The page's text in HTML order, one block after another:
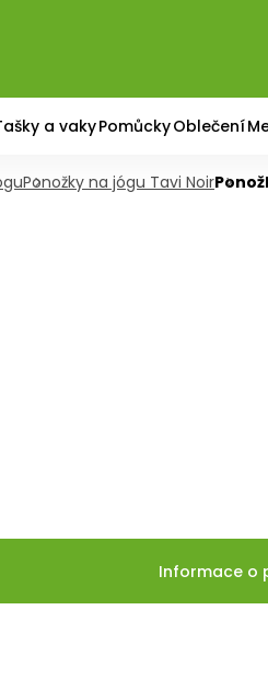
a vakyPomůckyOblečení
Ponožky na jógu Tavi Noir
Informace o